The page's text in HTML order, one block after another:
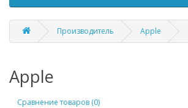
Производитель Apple
Apple
Сравнение товаров (0)